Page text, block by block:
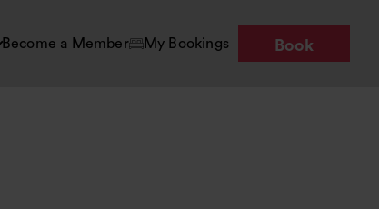
Become a Member My Bookings Book